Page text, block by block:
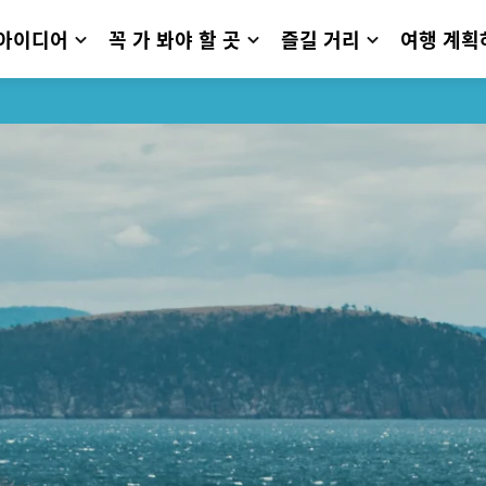
이디어 꼭 가 봐야 할 곳 즐길 거리 여행 계획